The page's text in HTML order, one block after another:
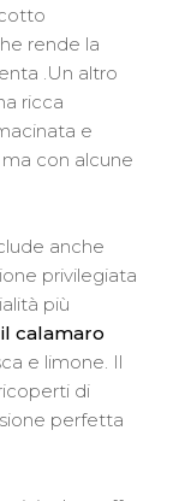
rende la
.Un altro
ricca
e
con alcune
anche
privilegiata
più
calamaro
e limone. Il
di
perfetta